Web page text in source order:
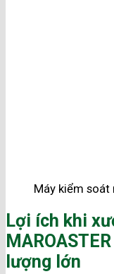
Máy kiểm
Lợi ích khi
lượng lớn